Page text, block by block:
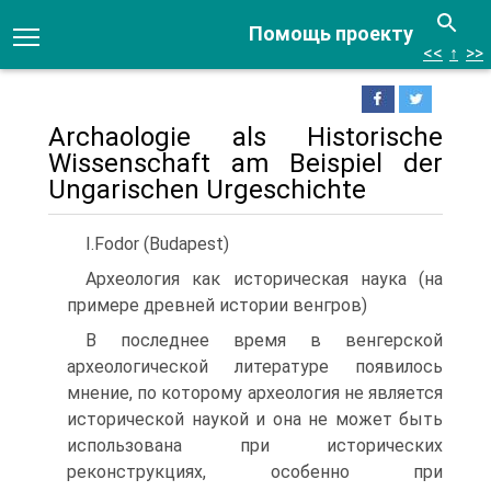
Помощь проекту
<< ↑ >>
Archaologie als Historische
Wissenschaft am Beispiel der
Ungarischen Urgeschichte
І.Fodor (Budapest)
Археология как историческая наука (на
примере древней истории венгров)
В последнее время в венгерской
археологической литературе появилось
мнение, по которому археология не является
исторической наукой и она не может быть
использована при исторических
реконструкциях, особенно при